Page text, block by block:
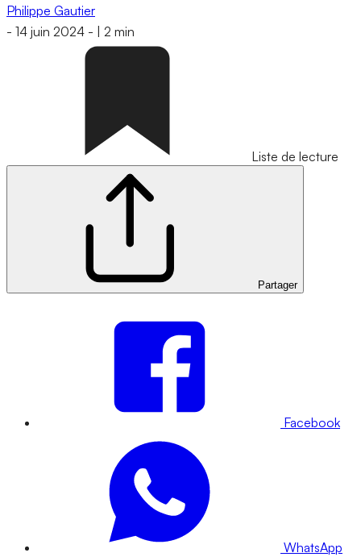
Philippe Gautier
- 14 juin 2024 - 2 min
Liste de lecture
Partager
Facebook
WhatsApp